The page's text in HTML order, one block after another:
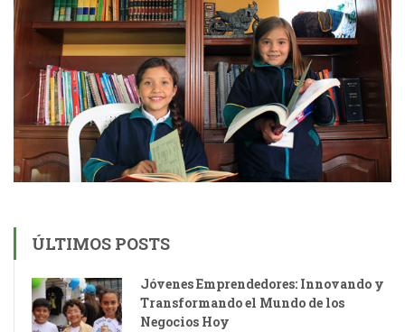
ÚLTIMOS POSTS
Jóvenes Emprendedores: Innovando y
Transformando el Mundo de los
Negocios Hoy